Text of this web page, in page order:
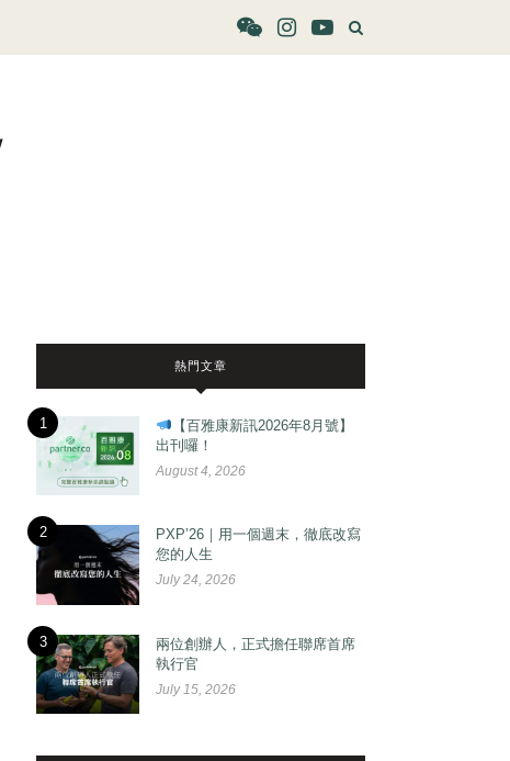
熱門文章
1
【百雅康新訊2026年8月號】
出刊囉！
August 4, 2026
2
PXP’26｜用一個週末，徹底改寫
您的人生
July 24, 2026
3
兩位創辦人，正式擔任聯席首席
執行官
July 15, 2026